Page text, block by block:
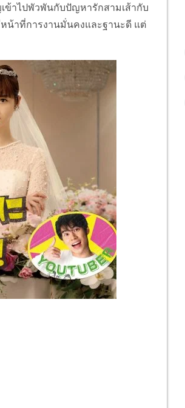
ข้าไปพัวพันกับปัญหารักสามเส้ากับ
น้าที่การงานมั่นคงและฐานะดี แต่